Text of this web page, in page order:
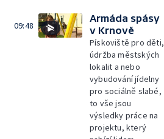
09:48
Armáda spásy
v Krnově
Pískoviště pro děti,
údržba městských
lokalit a nebo
vybudování jídelny
pro sociálně slabé,
to vše jsou
výsledky práce na
projektu, který